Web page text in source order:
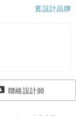
逛設計品牌
聯絡設計師